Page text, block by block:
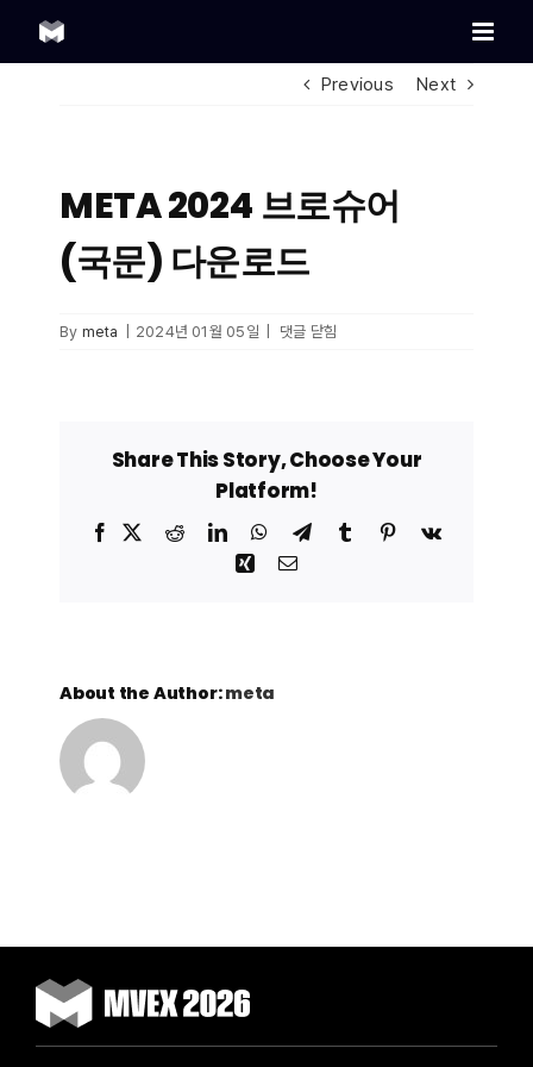
content
Previous
Next
META 2024 브로슈어
(국문) 다운로드
By meta 2024년 01월 05일
META
댓글 닫힘
Share This Story, Choose Your
Platform!
Facebook
X RedditLinkedInWhatsApp
TelegramTumblr Pinterest
Vk
Xing Email
About the Author:meta